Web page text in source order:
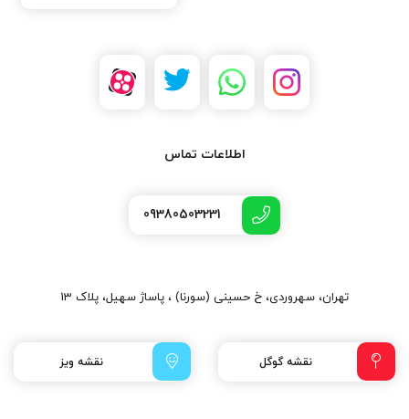
اطلاعات تماس
09380503231
تهران، سهروردی، خ حسینی (سورنا) ، پاساژ سهیل، پلاک 13
نقشه گوگل نقشه ویز